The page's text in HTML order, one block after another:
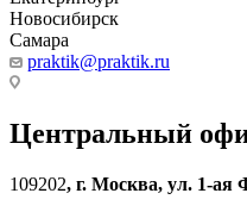
Новосибирск
Самара
praktik@praktik.ru
Центральный
109202, г. Москва, ул. 1-ая